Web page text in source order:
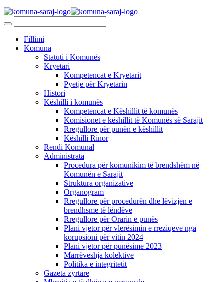
Fillimi
Komuna
Statuti i Komunës
Kryetari
Kompetencat e Kryetarit
Pyetje për Kryetarin
Histori
Këshilli i komunës
Kompetencat e Këshillit të komunës
Komisionet e këshillit të Komunës së Sarajit
Rregullore për punën e këshillit
Këshilli Rinor
Rendi Komunal
Administrata
Procedura për komunikim të brendshëm në
Komunën e Sarajit
Struktura organizative
Organogram
Rregullore për procedurën dhe lëvizjen e
brendhsme të lëndëve
Rregullore për Orarin e punës
Plani vjetor për vlerësimin e rreziqeve nga
korupsioni për vitin 2024
Plani vjetor për punësime 2023
Marrëveshja kolektive
Politika e integritetit
Gazeta zyrtare